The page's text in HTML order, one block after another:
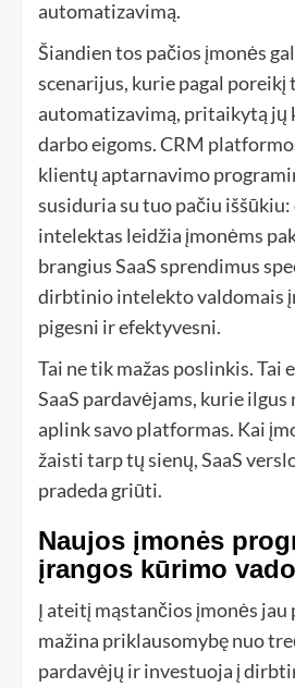
automatizavimą.
Šiandien tos pačios įmonės
scenarijus, kurie pagal poreikį
automatizavimą, pritaikytą jų
darbo eigoms. CRM
klientų aptarnavimo
susiduria su tuo pačiu
intelektas leidžia įmonėms
brangius SaaS sprendimus
dirbtinio intelekto valdomais
pigesni ir efektyvesni.
Tai ne tik mažas poslinkis. Tai
SaaS pardavėjams, kurie
aplink savo platformas. Kai
žaisti tarp tų sienų, SaaS
pradeda griūti.
Naujos įmonės
įrangos kūrimo
Į ateitį mąstančios įmonės jau
mažina priklausomybę nuo
pardavėjų ir investuoja į